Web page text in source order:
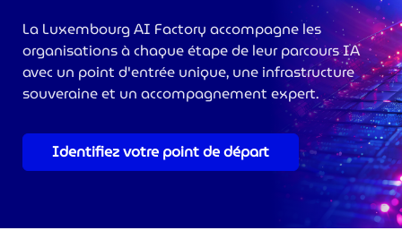
La Luxembourg AI Factory accompagne les
organisations à chaque étape de leur parcours IA
avec un point d'entrée unique, une infrastructure
souveraine et un accompagnement expert.
Identifiez votre point de départ